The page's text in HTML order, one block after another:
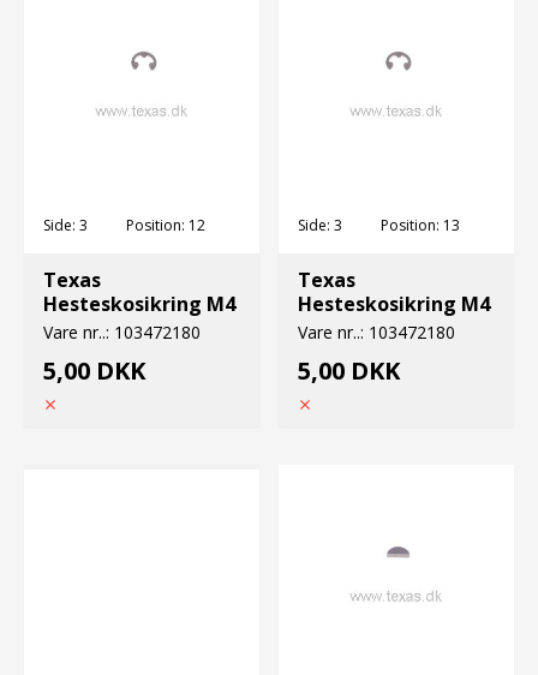
Side: 3 Position: 12
Texas
Hesteskosikring M4
Vare nr..: 103472180
5,00 DKK
Side: 3 Position: 13
Texas
Hesteskosikring M4
Vare nr..: 103472180
5,00 DKK